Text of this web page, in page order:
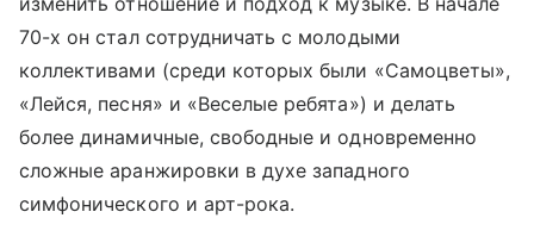
70-х он стал сотрудничать с молодыми
коллективами (среди которых были «Самоцветы»,
«Лейся, песня» и «Веселые ребята») и делать
более динамичные, свободные и одновременно
сложные аранжировки в духе западного
симфонического и арт-рока.